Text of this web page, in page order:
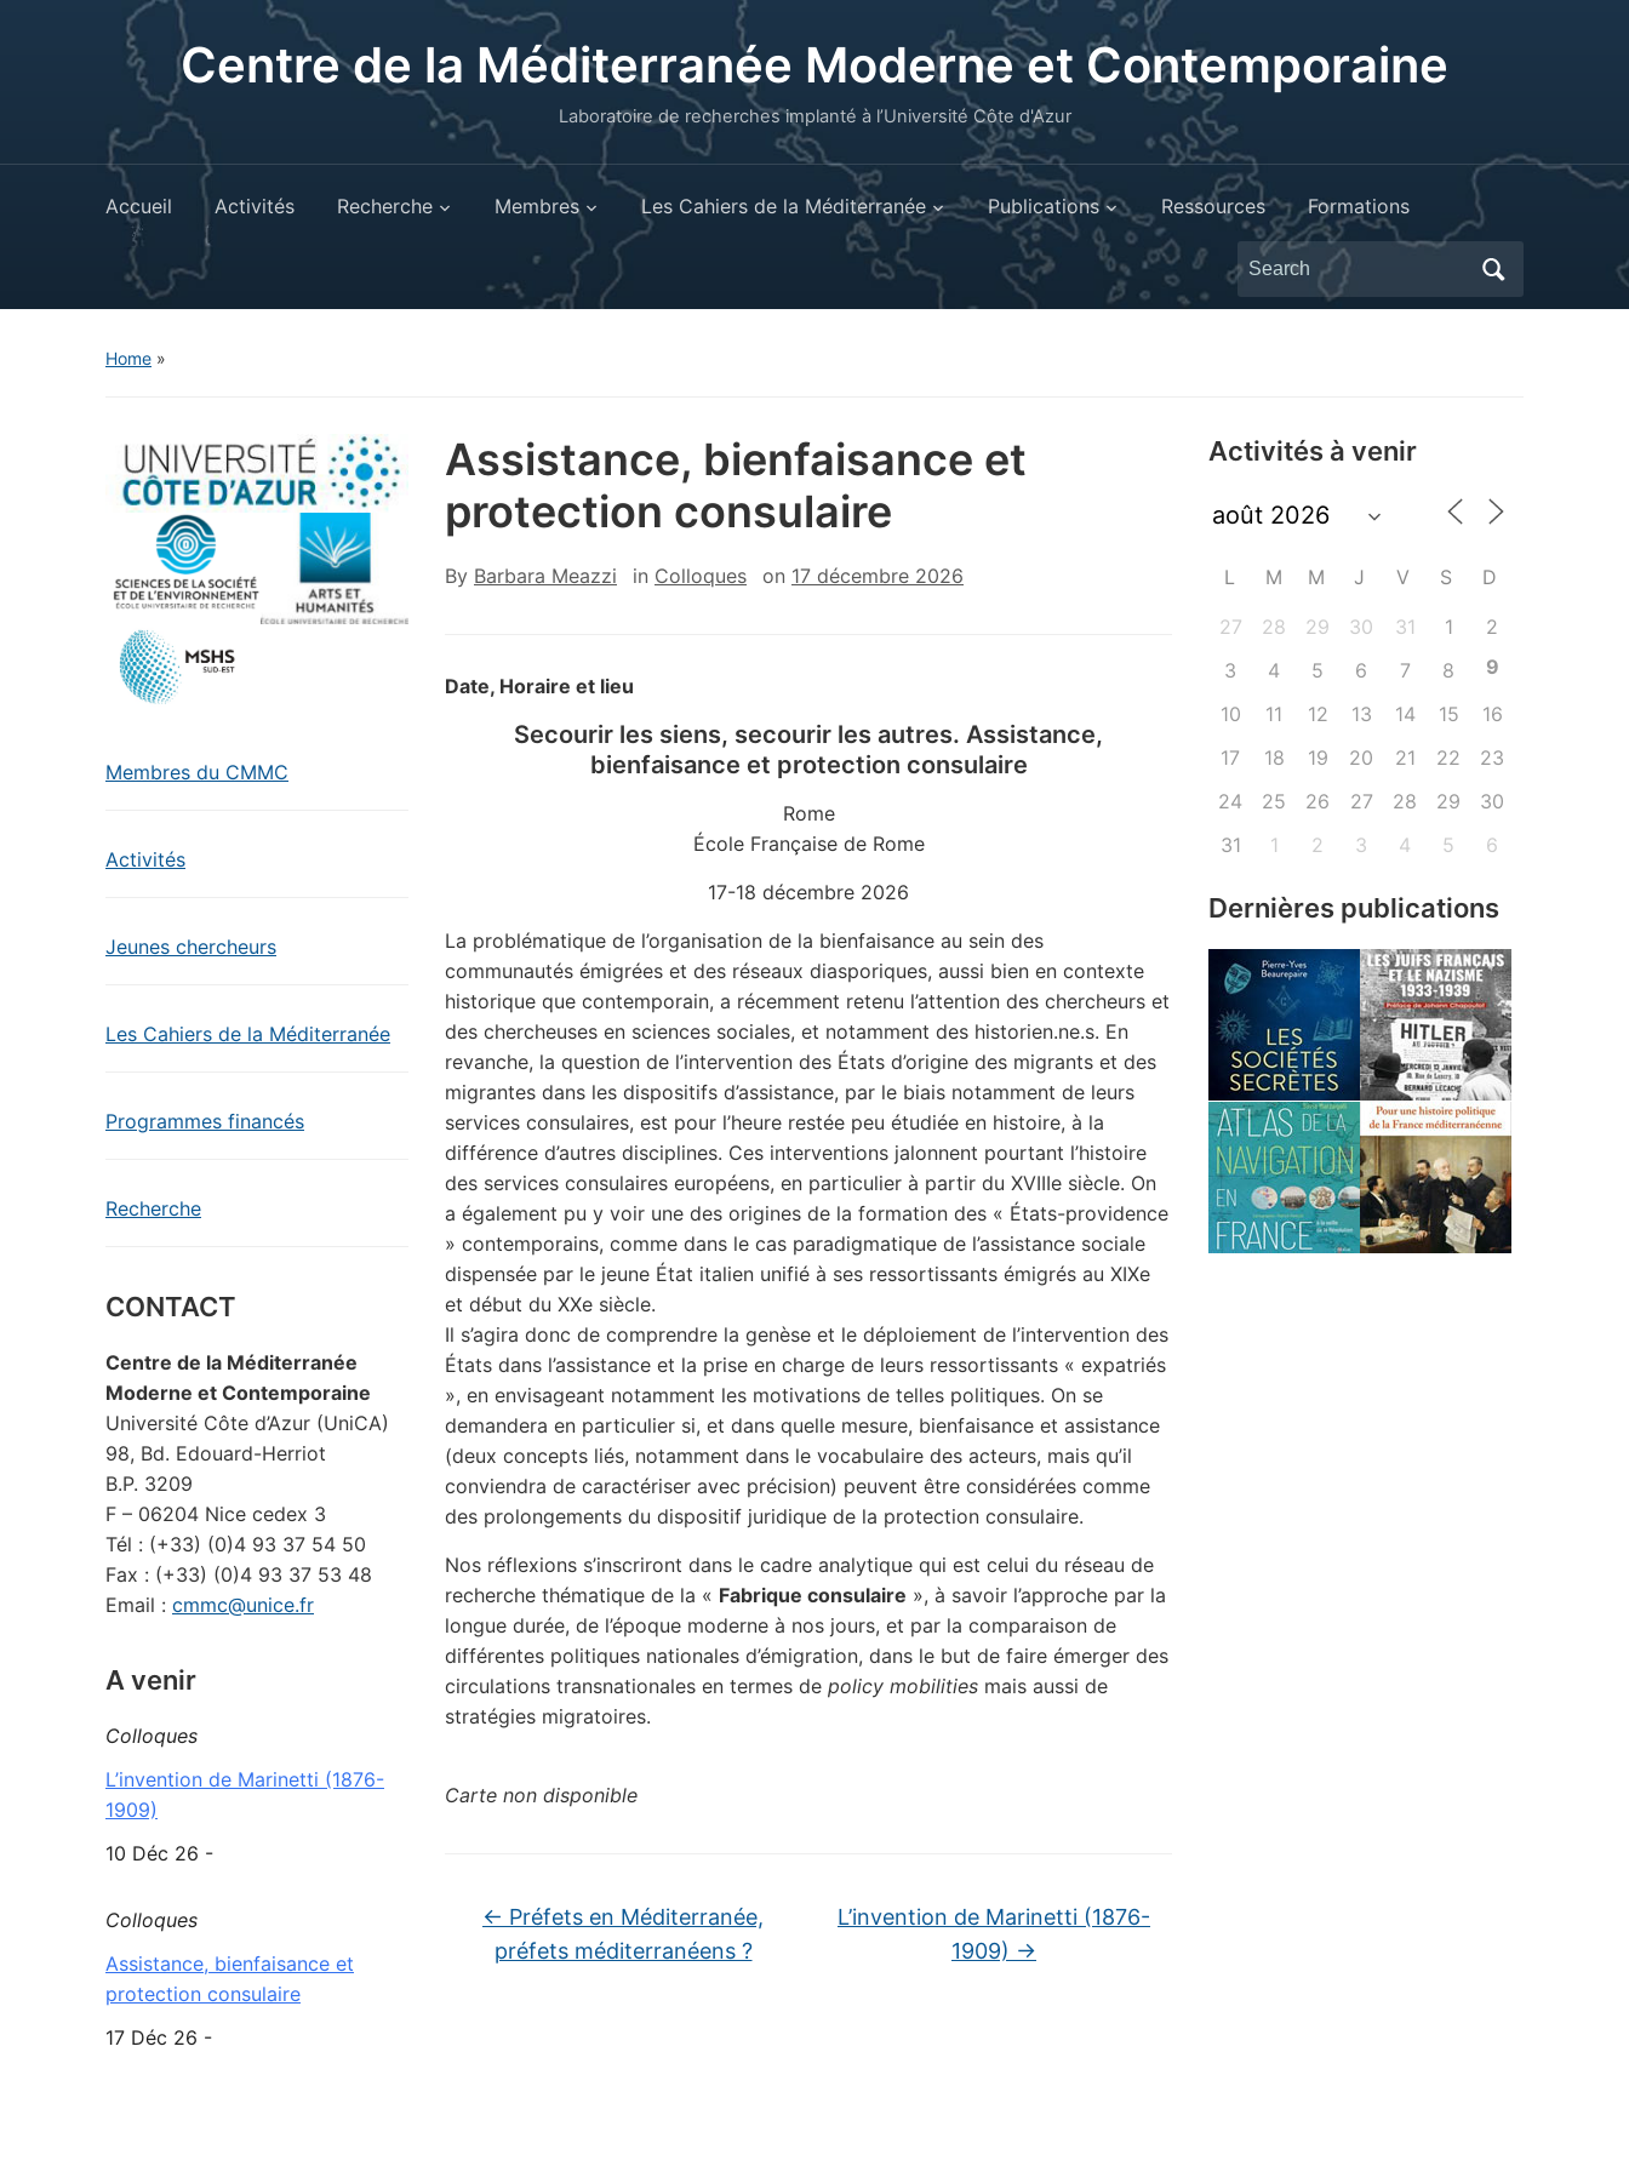
Centre de la Méditerranée Moderne et Contemporaine
Laboratoire de recherches implanté à l’Université Côte d'Azur
Accueil Activités Recherche Membres Les Cahiers de la Méditerranée Publications Ressources Formations
Search
for:
Home »
Membres du CMMC
Activités
Jeunes chercheurs
Les Cahiers de la Méditerranée
Programmes financés
Recherche
CONTACT
Centre de la Méditerranée
Moderne et Contemporaine
Université Côte d’Azur (UniCA)
98, Bd. Edouard-Herriot
B.P. 3209
F – 06204 Nice cedex 3
Tél : (+33) (0)4 93 37 54 50
Fax : (+33) (0)4 93 37 53 48
Email : cmmc@unice.fr
A venir
Colloques
L’invention de Marinetti (1876-
1909)
10 Déc 26 -
Colloques
Assistance, bienfaisance et
protection consulaire
17 Déc 26 -
Assistance, bienfaisance et
protection consulaire
By Barbara Meazzi in Colloques on 17 décembre 2026
Date, Horaire et lieu
Secourir les siens, secourir les autres. Assistance,
bienfaisance et protection consulaire
Rome
École Française de Rome
17-18 décembre 2026
La problématique de l’organisation de la bienfaisance au sein des
communautés émigrées et des réseaux diasporiques, aussi bien en contexte
historique que contemporain, a récemment retenu l’attention des chercheurs et
des chercheuses en sciences sociales, et notamment des historien.ne.s. En
revanche, la question de l’intervention des États d’origine des migrants et des
migrantes dans les dispositifs d’assistance, par le biais notamment de leurs
services consulaires, est pour l’heure restée peu étudiée en histoire, à la
différence d’autres disciplines. Ces interventions jalonnent pourtant l’histoire
des services consulaires européens, en particulier à partir du XVIIIe siècle. On
a également pu y voir une des origines de la formation des « États-providence
» contemporains, comme dans le cas paradigmatique de l’assistance sociale
dispensée par le jeune État italien unifié à ses ressortissants émigrés au XIXe
et début du XXe siècle.
Il s’agira donc de comprendre la genèse et le déploiement de l’intervention des
États dans l’assistance et la prise en charge de leurs ressortissants « expatriés
», en envisageant notamment les motivations de telles politiques. On se
demandera en particulier si, et dans quelle mesure, bienfaisance et assistance
(deux concepts liés, notamment dans le vocabulaire des acteurs, mais qu’il
conviendra de caractériser avec précision) peuvent être considérées comme
des prolongements du dispositif juridique de la protection consulaire.
Nos réflexions s’inscriront dans le cadre analytique qui est celui du réseau de
recherche thématique de la « Fabrique consulaire », à savoir l’approche par la
longue durée, de l’époque moderne à nos jours, et par la comparaison de
différentes politiques nationales d’émigration, dans le but de faire émerger des
circulations transnationales en termes de policy mobilities mais aussi de
stratégies migratoires.
Carte non disponible
← Préfets en Méditerranée,
préfets méditerranéens ?
L’invention de Marinetti (1876-
1909) →
Activités à venir
L M M J V S D
27 28 29 30 31 1
2
3
4 5 6 7 8
9
10
11 12 13 14 15
16
17
18 19 20 21 22
23
24
25 26 27 28 29
30
31
1 2 3 4 5 6
Dernières publications